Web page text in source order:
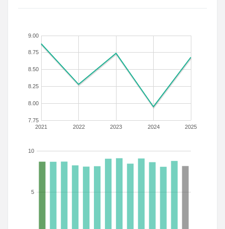
2021 2022 2023 2024 2025
7.75
8.00
8.25
8.50
8.75
9.00
5
10